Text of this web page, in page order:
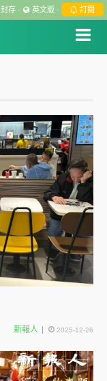
封存 · 英文版 · 訂閱
新報人 2025-12-26